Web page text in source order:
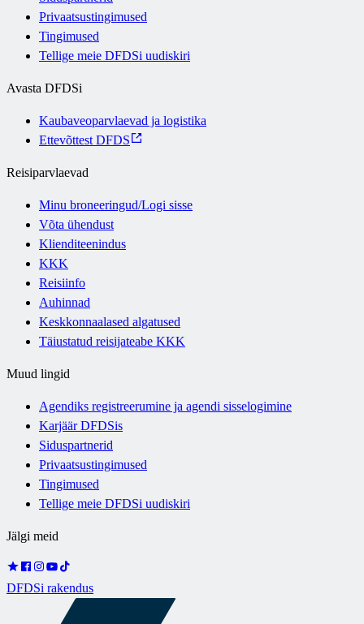
Privaatsustingimused
Tingimused
Tellige meie DFDSi uudiskiri
Avasta DFDSi
Kaubaveoparvlaevad ja logistika
Ettevõttest DFDS
Reisiparvlaevad
Minu broneeringud/Logi sisse
Võta ühendust
Klienditeenindus
KKK
Reisiinfo
Auhinnad
Keskkonnaalased algatused
Täiustatud reisijateabe KKK
Muud lingid
Agendiks registreerumine ja agendi sisselogimine
Karjäär DFDSis
Siduspartnerid
Privaatsustingimused
Tingimused
Tellige meie DFDSi uudiskiri
Jälgi meid
DFDSi rakendus